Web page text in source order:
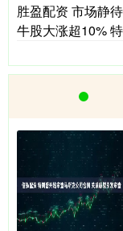
胜盈配资 市场静
牛股大涨超10%